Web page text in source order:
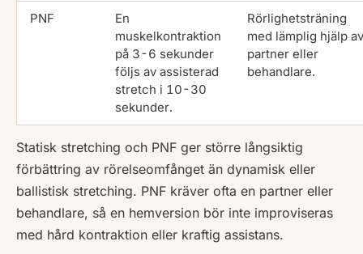
PNF
En
muskelkontraktion
på 3-6 sekunder
följs av assisterad
stretch i 10-30
sekunder.
Rörlighetsträning
med lämplig hjälp av
partner eller
behandlare.
Statisk stretching och PNF ger större långsiktig
förbättring av rörelseomfånget än dynamisk eller
ballistisk stretching. PNF kräver ofta en partner eller
behandlare, så en hemversion bör inte improviseras
med hård kontraktion eller kraftig assistans.